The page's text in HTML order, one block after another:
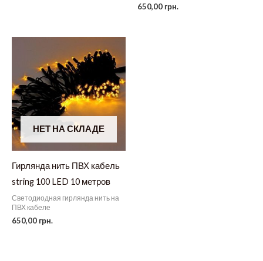
650,00 грн.
НЕТ НА СКЛАДЕ
Гирлянда нить ПВХ кабель
string 100 LED 10 метров
Светодиодная гирлянда нить на
ПВХ кабеле
650,00 грн.